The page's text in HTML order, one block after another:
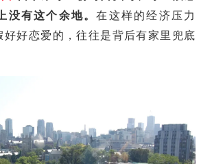
没有这个余地。在这样的经济压力
好好恋爱的，往往是背后有家里兜底